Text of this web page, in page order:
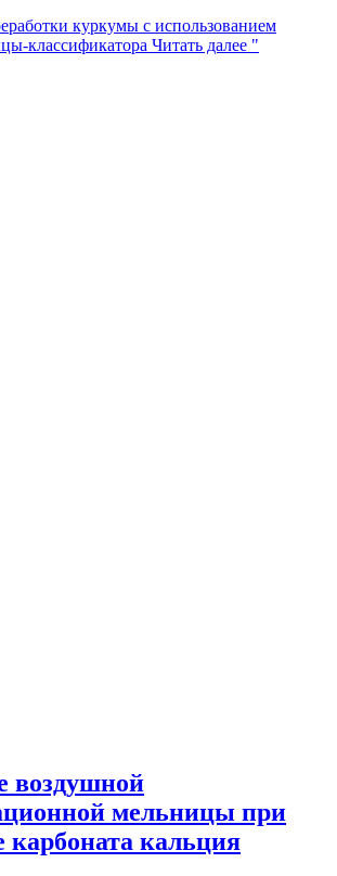
куркумы с использованием
классификатора Читать далее "
воздушной
мельницы при
карбоната кальция